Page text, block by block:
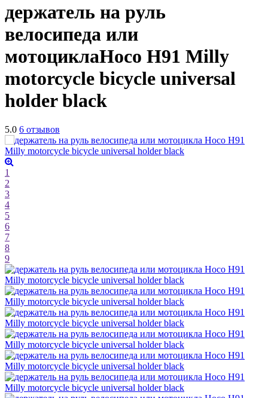
держатель на руль
велосипеда или
мотоциклаHoco H91 Milly
motorcycle bicycle universal
holderblack
5.0 6 отзывов
1
2
3
4
5
6
7
8
9